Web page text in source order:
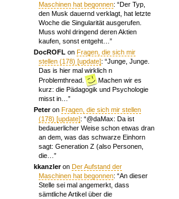
Maschinen hat begonnen: “Der Typ,
den Musk dauernd verklagt, hat letzte
Woche die Singularität ausgerufen.
Muss wohl dringend deren Aktien
kaufen, sonst entgeht… ”
DocROFL onFragen, die sich mir
stellen (178) [update]: “Junge, Junge.
Das is hier mal wirklich n
Problemthread.
Machen wir es
kurz: die Pädagogik und Psychologie
misst in… ”
PeteronFragen, die sich mir stellen
(178) [update]: “@daMax: Da ist
bedauerlicher Weise schon etwas dran
an dem, was das schwarze Einhorn
sagt: Generation Z (also Personen,
die… ”
kkanzleronDer Aufstand der
Maschinen hat begonnen: “An dieser
Stelle sei mal angemerkt, dass
sämtliche Artikel über die